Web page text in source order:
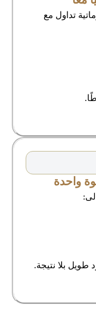
تداول مع
واحدة
بلا نتيجة.